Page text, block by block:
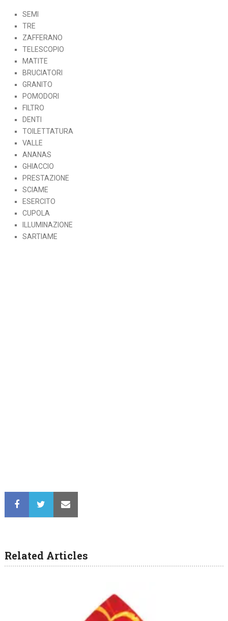
SEMI
TRE
ZAFFERANO
TELESCOPIO
MATITE
BRUCIATORI
GRANITO
POMODORI
FILTRO
DENTI
TOILETTATURA
VALLE
ANANAS
GHIACCIO
PRESTAZIONE
SCIAME
ESERCITO
CUPOLA
ILLUMINAZIONE
SARTIAME
Related Articles